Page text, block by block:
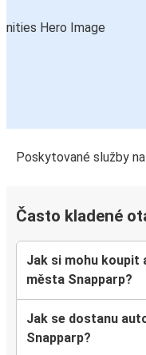
Poskytované služby
Často kladené
Jak si mohu koupit
města Snapparp?
Jak se dostanu
Snapparp?